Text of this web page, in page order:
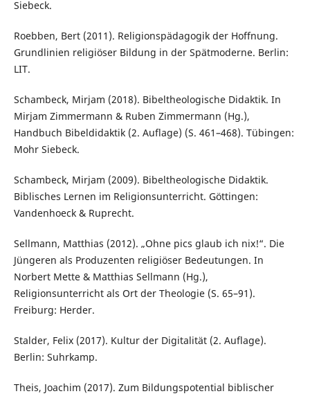
Siebeck.
Roebben, Bert (2011). Religionspädagogik der Hoffnung.
Grundlinien religiöser Bildung in der Spätmoderne. Berlin:
LIT.
Schambeck, Mirjam (2018). Bibeltheologische Didaktik. In
Mirjam Zimmermann & Ruben Zimmermann (Hg.),
Handbuch Bibeldidaktik (2. Auflage) (S. 461–468). Tübingen:
Mohr Siebeck.
Schambeck, Mirjam (2009). Bibeltheologische Didaktik.
Biblisches Lernen im Religionsunterricht. Göttingen:
Vandenhoeck & Ruprecht.
Sellmann, Matthias (2012). „Ohne pics glaub ich nix!“. Die
Jüngeren als Produzenten religiöser Bedeutungen. In
Norbert Mette & Matthias Sellmann (Hg.),
Religionsunterricht als Ort der Theologie (S. 65–91).
Freiburg: Herder.
Stalder, Felix (2017). Kultur der Digitalität (2. Auflage).
Berlin: Suhrkamp.
Theis, Joachim (2017). Zum Bildungspotential biblischer